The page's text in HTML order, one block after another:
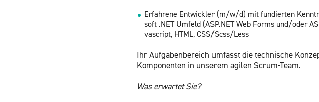
Er­fah­re­ne Ent­wick­ler (m/w/d) mit fun­dier­ten
soft .NET Um­feld (ASP.​NET Web Forms und/oder
va­script, HTML, CSS/Scss/Less
Ihr Auf­ga­ben­be­reich um­fasst die tech­ni­sche
Kom­po­nen­ten in un­se­rem agi­len Scrum-Team.
Was er­war­tet Sie?